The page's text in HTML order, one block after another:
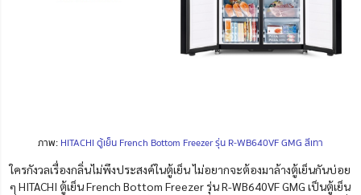
ภาพ: HITACHI ตู้เย็น French Bottom Freezer รุ่น R-WB640VF GMG สีเทา
ใครกังวลเรื่องกลิ่นไม่พึงประสงค์ในตู้เย็น ไม่อยากจะต้องมาล้างตู้เย็นกันบ่อย
ๆ HITACHI ตู้เย็น French Bottom Freezer รุ่น R-WB640VF GMG เป็นตู้เย็น